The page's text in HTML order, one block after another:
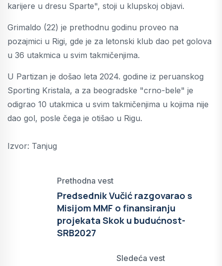
karijere u dresu Sparte", stoji u klupskoj objavi.
Grimaldo (22) je prethodnu godinu proveo na
pozajmici u Rigi, gde je za letonski klub dao pet golova
u 36 utakmica u svim takmičenjima.
U Partizan je došao leta 2024. godine iz peruanskog
Sporting Kristala, a za beogradske "crno-bele" je
odigrao 10 utakmica u svim takmičenjima u kojima nije
dao gol, posle čega je otišao u Rigu.
Izvor: Tanjug
Prethodna vest
Predsednik Vučić razgovarao s
Misijom MMF o finansiranju
projekata Skok u budućnost-
SRB2027
Sledeća vest